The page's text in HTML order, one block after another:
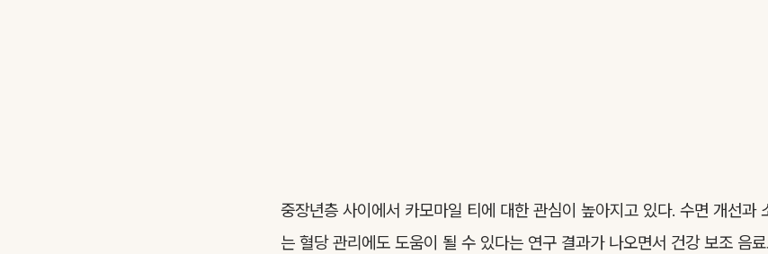
중장년층 사이에서 카모마일 티에 대한 관심이 높아지고 있다. 수면 개선과
는 혈당 관리에도 도움이 될 수 있다는 연구 결과가 나오면서 건강 보조 음